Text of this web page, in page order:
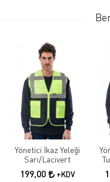
Yönetici İkaz Yeleği
Sarı/Lacivert
199,00 +KDV